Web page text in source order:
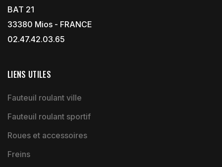
BAT 21
33380 Mios - FRANCE
02.47.42.03.65
LIENS UTILES
Fauteuil roulant ville
Fauteuil roulant sportif
Roues et accessoires
Freins